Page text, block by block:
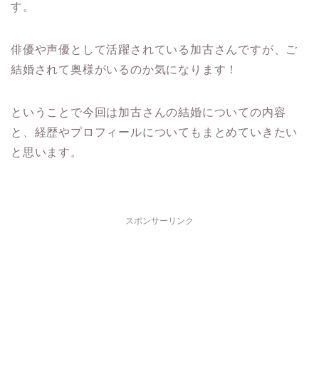
す。
俳優や声優として活躍されている加古さんですが、ご
結婚されて奥様がいるのか気になります！
ということで今回は加古さんの結婚についての内容
と、経歴やプロフィールについてもまとめていきたい
と思います。
スポンサーリンク